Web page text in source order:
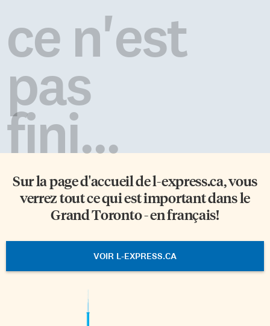
ce n'est
pas
fini...
Sur la page d'accueil del-express.ca, vous
verrez tout ce qui est important dans le
Grand Toronto - en français!
VOIR L-EXPRESS.CA